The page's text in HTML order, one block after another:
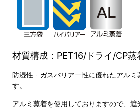
材質構成：PET16/ドライ/CP
防湿性・ガスバリアー性に優れたアルミ
す。
アルミ蒸着を使用しておりますので、遮